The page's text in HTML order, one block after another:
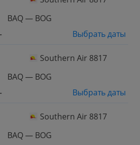
BAQ — BOG
-
Выбрать даты
Southern Air 8817
BAQ — BOG
-
Выбрать даты
Southern Air 8817
BAQ — BOG